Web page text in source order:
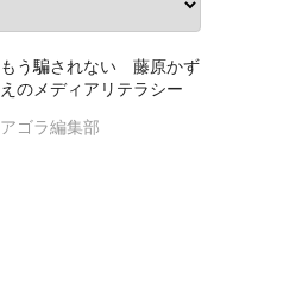
もう騙されない 藤原かず
えのメディアリテラシー
アゴラ編集部